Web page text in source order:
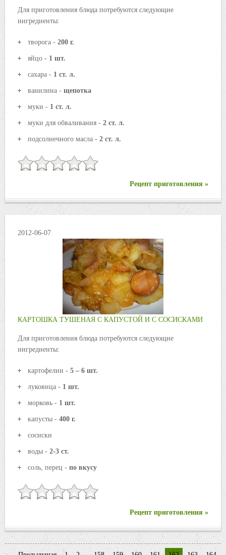
Для приготовления блюда потребуются следующие
ингредиенты:
творога - 200 г.
яйцо - 1 шт.
сахара - 1 ст. л.
ванилина - щепотка
муки - 1 ст. л.
муки для обваливания - 2 ст. л.
подсолнечного масла - 2 ст. л.
Рецепт приготовления »
2012-06-07
КАРТОШКА ТУШЕНАЯ С КАПУСТОЙ И С СОСИСКАМИ
Для приготовления блюда потребуются следующие
ингредиенты:
картофелин - 5 – 6 шт.
луковица - 1 шт.
морковь - 1 шт.
капусты - 400 г.
сосиски
воды - 2-3 ст.
соль, перец - по вкусу
Рецепт приготовления »